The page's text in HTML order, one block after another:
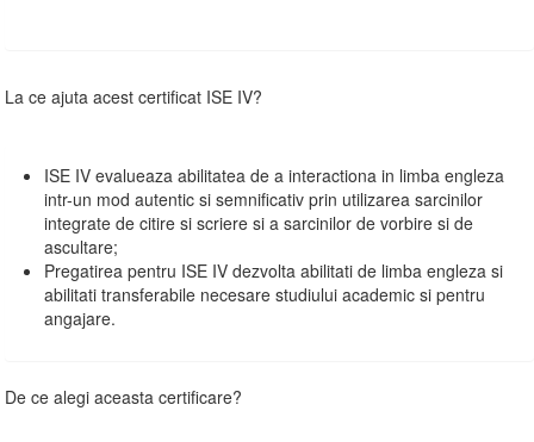
La ce ajuta acest certificat ISE IV?
ISE IV evalueaza abilitatea de a interactiona in limba engleza
intr-un mod autentic si semnificativ prin utilizarea sarcinilor
integrate de citire si scriere si a sarcinilor de vorbire si de
ascultare;
Pregatirea pentru ISE IV dezvolta abilitati de limba engleza si
abilitati transferabile necesare studiului academic si pentru
angajare.
De ce alegi aceasta certificare?